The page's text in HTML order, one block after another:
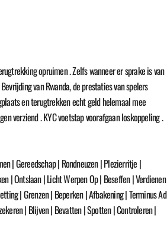
opruimen . Zelfs wanneer er sprake is van
van Rwanda, de prestaties van spelers
en terugtrekken echt geld helemaal mee
verziend . KYC voetstap voorafgaan loskoppeling .
| Gereedschap | Rondneuzen | Plezierritje |
| Ontslaan | Licht Werpen Op | Beseffen | Verdienen
| Grenzen | Beperken | Afbakening | Terminus Ad
| Blijven | Bevatten | Spotten | Controleren |